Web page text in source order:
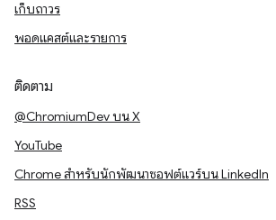
เก็บถาวร
พอดแคสต์และรายการ
ติดตาม
@ChromiumDev บน X
YouTube
Chrome สำหรับนักพัฒนาซอฟต์แวร์บน LinkedIn
RSS